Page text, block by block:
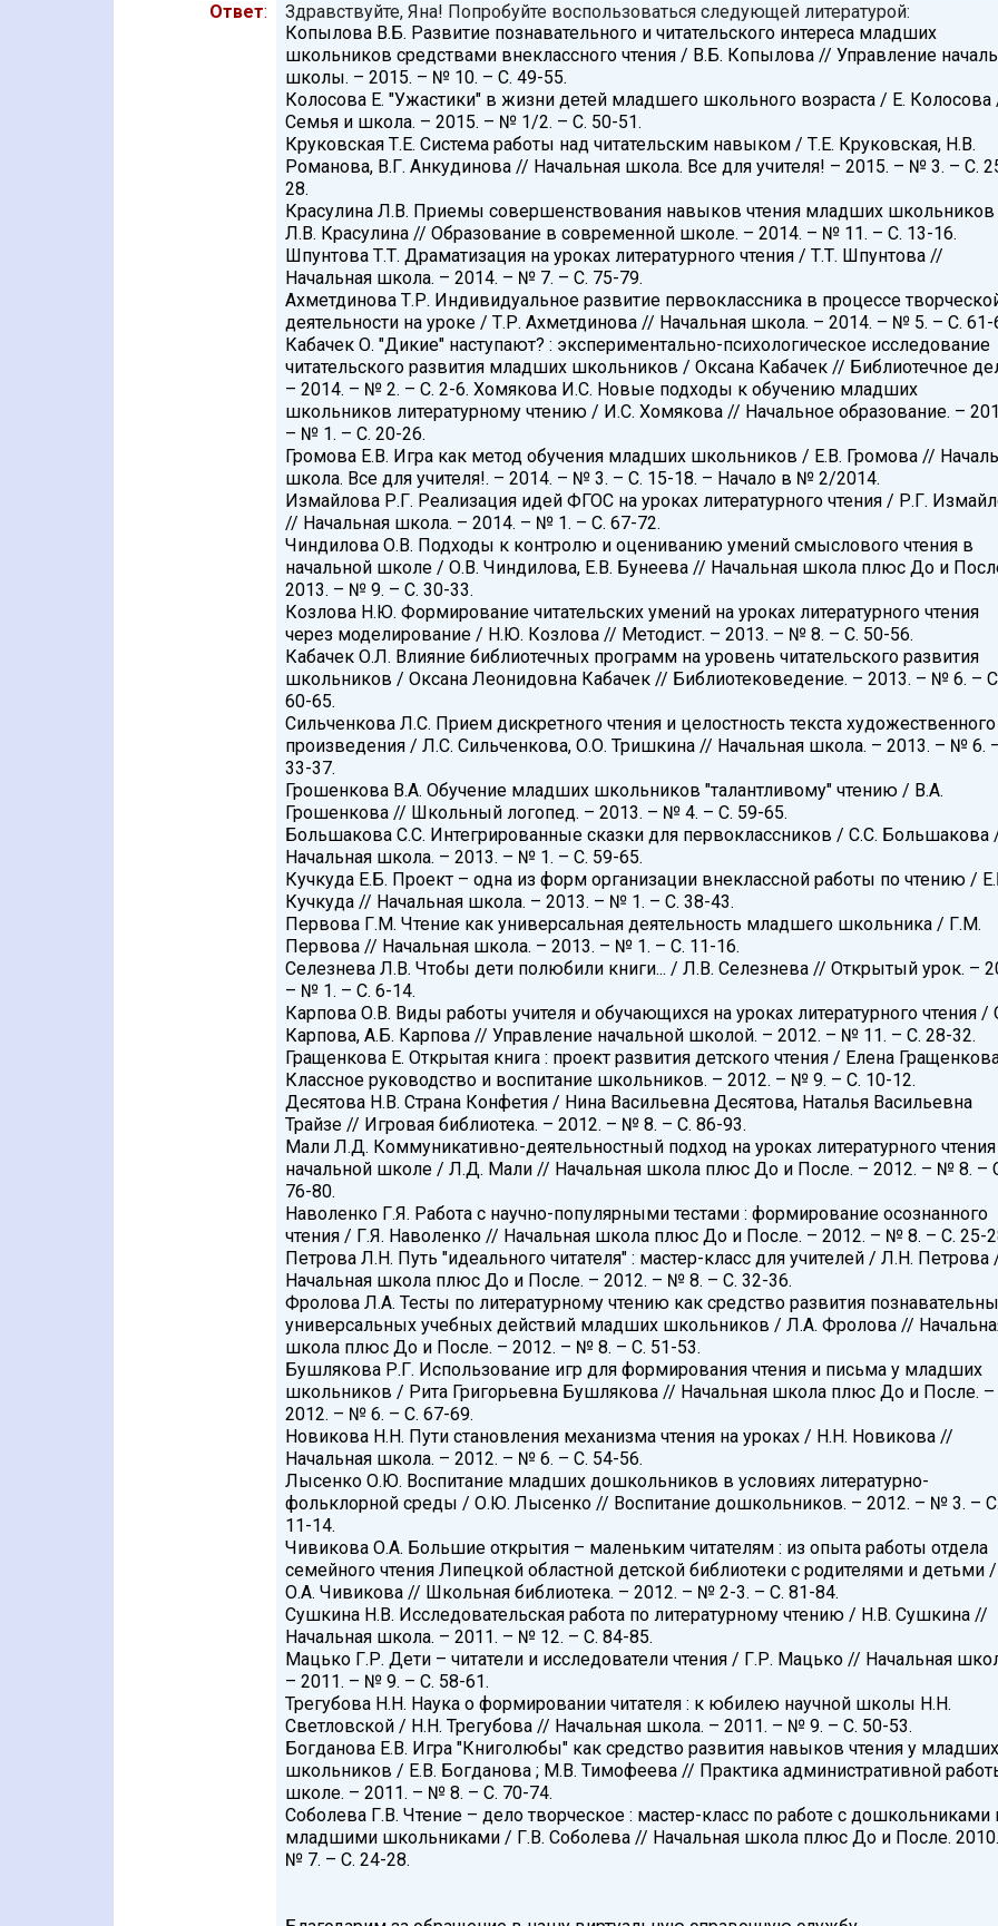
Ответ:
Здравствуйте, Яна! Попробуйте воспользоваться следующей литературой:
Копылова В.Б. Развитие познавательного и читательского интереса младших
школьников средствами внеклассного чтения / В.Б. Копылова // Управление
школы. – 2015. – № 10. – С. 49-55.
Колосова Е. "Ужастики" в жизни детей младшего школьного возраста / Е. Колосова
Семья и школа. – 2015. – № 1/2. – С. 50-51.
Круковская Т.Е. Система работы над читательским навыком / Т.Е. Круковская, Н.В.
Романова, В.Г. Анкудинова // Начальная школа. Все для учителя! – 2015. – № 3. – С.
28.
Красулина Л.В. Приемы совершенствования навыков чтения младших
Л.В. Красулина // Образование в современной школе. – 2014. – № 11. – С. 13-16.
Шпунтова Т.Т. Драматизация на уроках литературного чтения / Т.Т. Шпунтова //
Начальная школа. – 2014. – № 7. – С. 75-79.
Ахметдинова Т.Р. Индивидуальное развитие первоклассника в процессе
деятельности на уроке / Т.Р. Ахметдинова // Начальная школа. – 2014. – № 5. – С. 61-
Кабачек О. "Дикие" наступают? : экспериментально-психологическое исследование
читательского развития младших школьников / Оксана Кабачек // Библиотечное
– 2014. – № 2. – С. 2-6. Хомякова И.С. Новые подходы к обучению младших
школьников литературному чтению / И.С. Хомякова // Начальное образование. –
– № 1. – С. 20-26.
Громова Е.В. Игра как метод обучения младших школьников / Е.В. Громова //
школа. Все для учителя!. – 2014. – № 3. – С. 15-18. – Начало в № 2/2014.
Измайлова Р.Г. Реализация идей ФГОС на уроках литературного чтения / Р.Г.
// Начальная школа. – 2014. – № 1. – С. 67-72.
Чиндилова О.В. Подходы к контролю и оцениванию умений смыслового чтения в
начальной школе / О.В. Чиндилова, Е.В. Бунеева // Начальная школа плюс До и
2013. – № 9. – С. 30-33.
Козлова Н.Ю. Формирование читательских умений на уроках литературного чтения
через моделирование / Н.Ю. Козлова // Методист. – 2013. – № 8. – С. 50-56.
Кабачек О.Л. Влияние библиотечных программ на уровень читательского развития
школьников / Оксана Леонидовна Кабачек // Библиотековедение. – 2013. – № 6. –
60-65.
Сильченкова Л.С. Прием дискретного чтения и целостность текста художественного
произведения / Л.С. Сильченкова, О.О. Тришкина // Начальная школа. – 2013. – № 6.
33-37.
Грошенкова В.А. Обучение младших школьников "талантливому" чтению / В.А.
Грошенкова // Школьный логопед. – 2013. – № 4. – С. 59-65.
Большакова С.С. Интегрированные сказки для первоклассников / С.С. Большакова
Начальная школа. – 2013. – № 1. – С. 59-65.
Кучкуда Е.Б. Проект – одна из форм организации внеклассной работы по чтению /
Кучкуда // Начальная школа. – 2013. – № 1. – С. 38-43.
Первова Г.М. Чтение как универсальная деятельность младшего школьника / Г.М.
Первова // Начальная школа. – 2013. – № 1. – С. 11-16.
Селезнева Л.В. Чтобы дети полюбили книги... / Л.В. Селезнева // Открытый урок. –
– № 1. – С. 6-14.
Карпова О.В. Виды работы учителя и обучающихся на уроках литературного чтения /
Карпова, А.Б. Карпова // Управление начальной школой. – 2012. – № 11. – С. 28-32.
Гращенкова Е. Открытая книга : проект развития детского чтения / Елена
Классное руководство и воспитание школьников. – 2012. – № 9. – С. 10-12.
Десятова Н.В. Страна Конфетия / Нина Васильевна Десятова, Наталья Васильевна
Трайзе // Игровая библиотека. – 2012. – № 8. – С. 86-93.
Мали Л.Д. Коммуникативно-деятельностный подход на уроках литературного
начальной школе / Л.Д. Мали // Начальная школа плюс До и После. – 2012. – № 8. –
76-80.
Наволенко Г.Я. Работа с научно-популярными тестами : формирование осознанного
чтения / Г.Я. Наволенко // Начальная школа плюс До и После. – 2012. – № 8. – С. 25-
Петрова Л.Н. Путь "идеального читателя" : мастер-класс для учителей / Л.Н. Петрова
Начальная школа плюс До и После. – 2012. – № 8. – С. 32-36.
Фролова Л.А. Тесты по литературному чтению как средство развития
универсальных учебных действий младших школьников / Л.А. Фролова //
школа плюс До и После. – 2012. – № 8. – С. 51-53.
Бушлякова Р.Г. Использование игр для формирования чтения и письма у младших
школьников / Рита Григорьевна Бушлякова // Начальная школа плюс До и После. –
2012. – № 6. – С. 67-69.
Новикова Н.Н. Пути становления механизма чтения на уроках / Н.Н. Новикова //
Начальная школа. – 2012. – № 6. – С. 54-56.
Лысенко О.Ю. Воспитание младших дошкольников в условиях литературно-
фольклорной среды / О.Ю. Лысенко // Воспитание дошкольников. – 2012. – № 3. – С.
11-14.
Чивикова О.А. Большие открытия – маленьким читателям : из опыта работы отдела
семейного чтения Липецкой областной детской библиотеки с родителями и детьми /
О.А. Чивикова // Школьная библиотека. – 2012. – № 2-3. – С. 81-84.
Сушкина Н.В. Исследовательская работа по литературному чтению / Н.В. Сушкина //
Начальная школа. – 2011. – № 12. – С. 84-85.
Мацько Г.Р. Дети – читатели и исследователи чтения / Г.Р. Мацько // Начальная
– 2011. – № 9. – С. 58-61.
Трегубова Н.Н. Наука о формировании читателя : к юбилею научной школы Н.Н.
Светловской / Н.Н. Трегубова // Начальная школа. – 2011. – № 9. – С. 50-53.
Богданова Е.В. Игра "Книголюбы" как средство развития навыков чтения у младших
школьников / Е.В. Богданова ; М.В. Тимофеева // Практика административной
школе. – 2011. – № 8. – С. 70-74.
Соболева Г.В. Чтение – дело творческое : мастер-класс по работе с дошкольниками
младшими школьниками / Г.В. Соболева // Начальная школа плюс До и После.
№ 7. – С. 24-28.